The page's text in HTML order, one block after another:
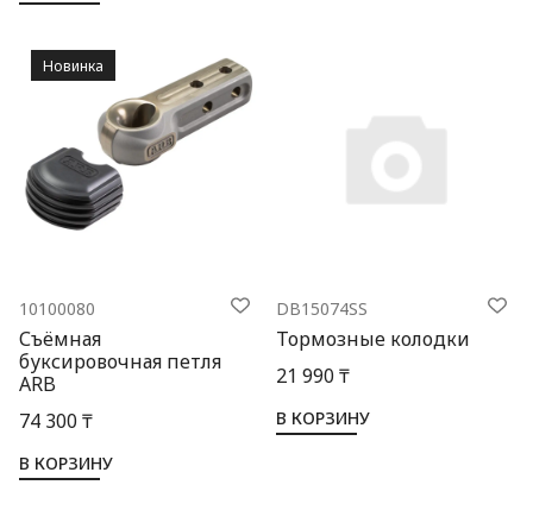
10100080
Съёмная
буксировочная петля
ARB
74 300 ₸
В КОРЗИНУ
Новинка
DB15074SS
Тормозные колодки
21 990 ₸
В КОРЗИНУ